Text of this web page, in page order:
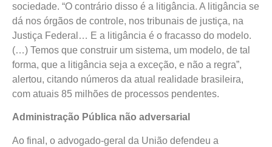
sociedade. “O contrário disso é a litigância. A litigância se
dá nos órgãos de controle, nos tribunais de justiça, na
Justiça Federal… E a litigância é o fracasso do modelo.
(…) Temos que construir um sistema, um modelo, de tal
forma, que a litigância seja a exceção, e não a regra”,
alertou, citando números da atual realidade brasileira,
com atuais 85 milhões de processos pendentes.
Administração Pública não adversarial
Ao final, o advogado-geral da União defendeu a